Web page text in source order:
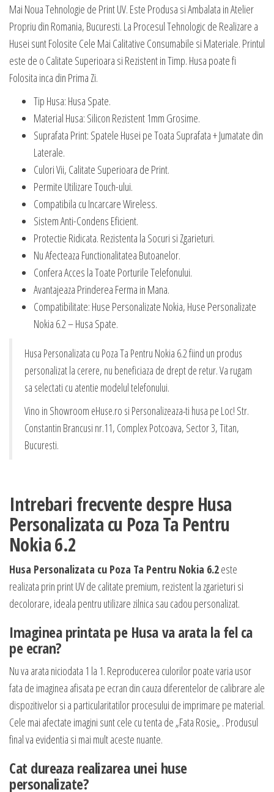
Mai Noua Tehnologie de Print UV. Este Produsa si Ambalata in Atelier
Propriu din Romania, Bucuresti. La Procesul Tehnologic de Realizare a
Husei sunt Folosite Cele Mai Calitative Consumabile si Materiale. Printul
este de o Calitate Superioara si Rezistent in Timp. Husa poate fi
Folosita inca din Prima Zi.
Tip Husa: Husa Spate.
Material Husa: Silicon Rezistent 1mm Grosime.
Suprafata Print: Spatele Husei pe Toata Suprafata + Jumatate din
Laterale.
Culori Vii, Calitate Superioara de Print.
Permite Utilizare Touch-ului.
Compatibila cu Incarcare Wireless.
Sistem Anti-Condens Eficient.
Protectie Ridicata. Rezistenta la Socuri si Zgarieturi.
Nu Afecteaza Functionalitatea Butoanelor.
Confera Acces la Toate Porturile Telefonului.
Avantajeaza Prinderea Ferma in Mana.
Compatibilitate: Huse Personalizate Nokia, Huse Personalizate
Nokia 6.2 – Husa Spate.
Husa Personalizata cu Poza Ta Pentru Nokia 6.2 fiind un produs
personalizat la cerere, nu beneficiaza de drept de retur. Va rugam
sa selectati cu atentie modelul telefonului.
Vino in Showroom eHuse.ro si Personalizeaza-ti husa pe Loc! Str.
Constantin Brancusi nr.11, Complex Potcoava, Sector 3, Titan,
Bucuresti.
Intrebari frecvente despre Husa
Personalizata cu Poza Ta Pentru
Nokia 6.2
Husa Personalizata cu Poza Ta Pentru Nokia 6.2este
realizata prin print UV de calitate premium, rezistent la zgarieturi si
decolorare, ideala pentru utilizare zilnica sau cadou personalizat.
Imaginea printata pe Husa va arata la fel ca
pe ecran?
Nu va arata niciodata 1 la 1. Reproducerea culorilor poate varia usor
fata de imaginea afisata pe ecran din cauza diferentelor de calibrare ale
dispozitivelor si a particularitatilor procesului de imprimare pe material.
Cele mai afectate imagini sunt cele cu tenta de „Fata Rosie„ . Produsul
final va evidentia si mai mult aceste nuante.
Cat dureaza realizarea unei huse
personalizate?